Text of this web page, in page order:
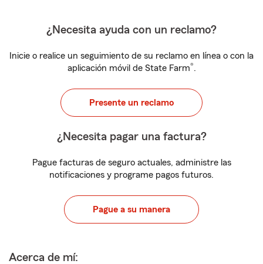
¿Necesita ayuda con un reclamo?
Inicie o realice un seguimiento de su reclamo en línea o con la
aplicación móvil de State Farm®.
Presente un reclamo
¿Necesita pagar una factura?
Pague facturas de seguro actuales, administre las
notificaciones y programe pagos futuros.
Pague a su manera
Acerca de mí: